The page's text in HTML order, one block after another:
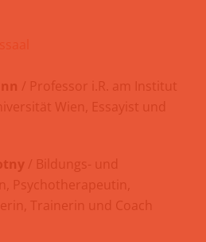
/ Professor i.R. am Institut
Wien, Essayist und
/ Bildungs- und
Psychotherapeutin,
Trainerin und Coach